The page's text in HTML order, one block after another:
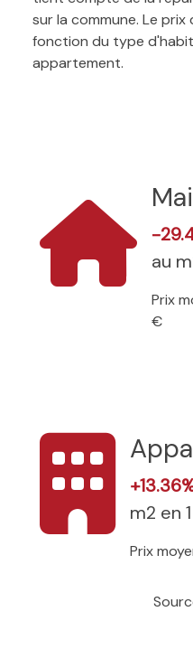
sur la commune. Le
fonction du type
appartement.
-
au
Prix
€
m2 en
Prix